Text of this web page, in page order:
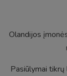
Olandijos
Pasiūlymai